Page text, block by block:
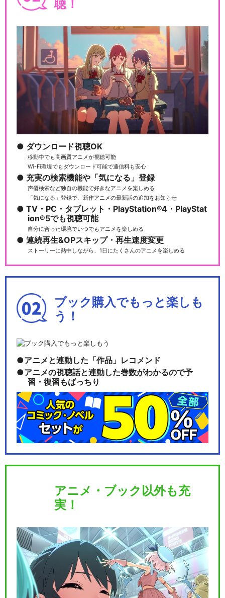
聴！
ダウンロード視聴OK
移動中でも高画質アニメが視聴可能
Wi-Fi環境でもダウンロード可能で通信料も安心
充実の検索機能や「気になる」登録
声優検索など独自の機能で好きなアニメを楽しめる
「気になる」登録で、新作アニメの最新話の追加をお知らせ
TV・PC・タブレット・PlayStation®4・PlayStat
ion®5でも視聴可能
自分に合った環境でいつでもアニメを楽しめる
連続再生&OPスキップ・再生速度変更
ストーリーに熱中しながら、1日にたくさんのアニメを楽しめる
ブック購入でもっと楽しも
う！
アニメと連動した「作品」レコメンド
アニメの視聴話と連動した巻数がわかるので予
習・復習もばっちり
アニメ・ブック以外も充
実！